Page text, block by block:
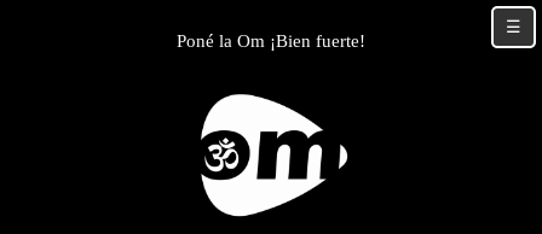
Poné la Om ¡Bien fuerte!
☰